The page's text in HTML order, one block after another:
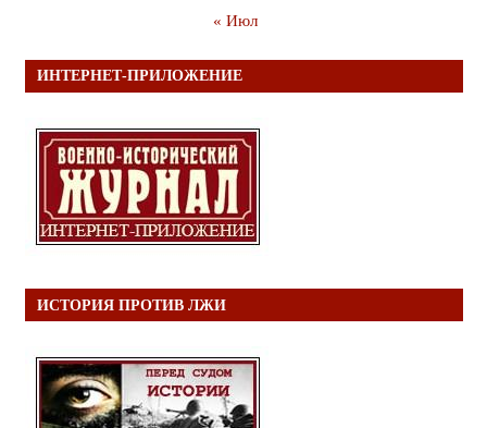
« Июл
ИНТЕРНЕТ-ПРИЛОЖЕНИЕ
ИСТОРИЯ ПРОТИВ ЛЖИ